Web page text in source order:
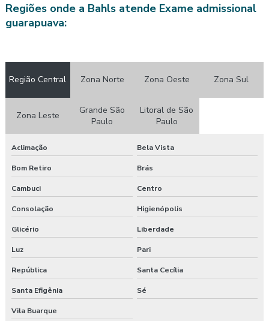
Avaliação quantitativa de riscos químicos
Avaliação quantitativa de vibração
Clínica de exame admissional
Clinica exame admissional em pinhão
Clinica exame admissional em turvo
Clínica para fazer exame aso
Consultoria ambiental e segurança do trabalho
Consultoria empresarial paraná
Regiões onde a Bahls atende Exame admissional
guarapuava:
Região Central Zona Norte Zona Oeste Zona Sul
Zona Leste
Grande São
Paulo
Litoral de São
Paulo
Aclimação Bela Vista
Bom Retiro Brás
Cambuci Centro
Consolação Higienópolis
Glicério Liberdade
Luz Pari
República Santa Cecília
Santa Efigênia Sé
Vila Buarque